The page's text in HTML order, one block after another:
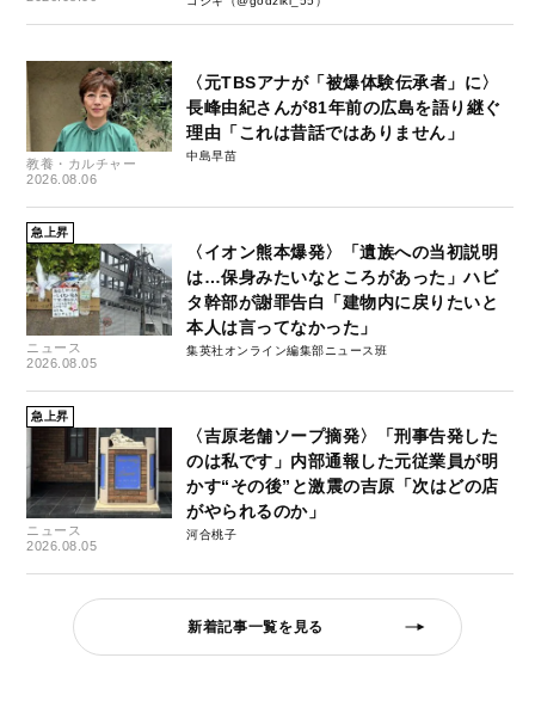
教養・カルチャー
2026.08.06
〈元TBSアナが「被爆体験伝承者」に〉
長峰由紀さんが81年前の広島を語り継ぐ
理由「これは昔話ではありません」
中島早苗
急上昇
ニュース
2026.08.05
〈イオン熊本爆発〉「遺族への当初説明
は…保身みたいなところがあった」ハビ
タ幹部が謝罪告白「建物内に戻りたいと
本人は言ってなかった」
集英社オンライン編集部ニュース班
急上昇
ニュース
2026.08.05
〈吉原老舗ソープ摘発〉「刑事告発した
のは私です」内部通報した元従業員が明
かす“その後”と激震の吉原「次はどの店
がやられるのか」
河合桃子
新着記事一覧を見る